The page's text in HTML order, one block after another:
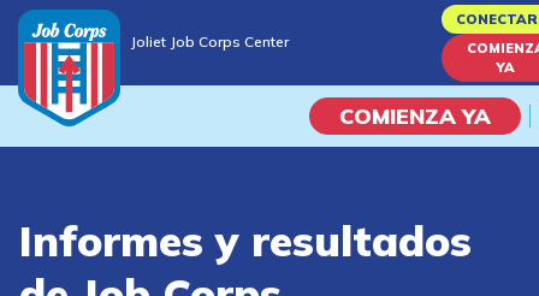
to
content
Joliet Job Corps Center
YA
COMIENZA YA
Vida En El Campus
Informes y resultados